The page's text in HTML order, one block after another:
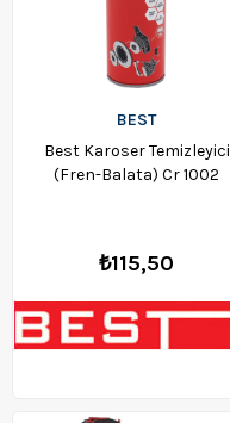
BEST
Best Karoser Temizleyici
(Fren-Balata) Cr 1002
₺115,50